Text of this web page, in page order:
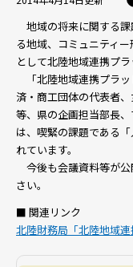
地域の将来に関する
る地域、コミュニティ
として北陸地域連携プ
「北陸地域連携プラ
済・商工団体の代表者
等、県の企画担当部長
は、喫緊の課題である
れています。
今後も会議資料等が
さい。
■ 関連リンク
北陸財務局「北陸地域連